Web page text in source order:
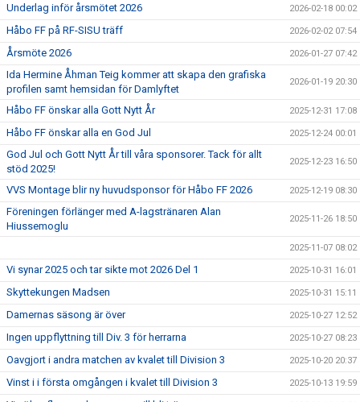
Underlag inför årsmötet 2026 2026-02-18 00:02
Håbo FF på RF-SISU träff 2026-02-02 07:54
Årsmöte 2026 2026-01-27 07:42
Ida Hermine Åhman Teig kommer att skapa den grafiska
profilen samt hemsidan för Damlyftet
2026-01-19 20:30
Håbo FF önskar alla Gott Nytt År 2025-12-31 17:08
Håbo FF önskar alla en God Jul 2025-12-24 00:01
God Jul och Gott Nytt År till våra sponsorer. Tack för allt
stöd 2025!
2025-12-23 16:50
VVS Montage blir ny huvudsponsor för Håbo FF 2026 2025-12-19 08:30
Föreningen förlänger med A-lagstränaren Alan
Hiussemoglu
2025-11-26 18:50
2025-11-07 08:02
Vi synar 2025 och tar sikte mot 2026 Del 1 2025-10-31 16:01
Skyttekungen Madsen 2025-10-31 15:11
Damernas säsong är över 2025-10-27 12:52
Ingen uppflyttning till Div. 3 för herrarna 2025-10-27 08:23
Oavgjort i andra matchen av kvalet till Division 3 2025-10-20 20:37
Vinst i i första omgången i kvalet till Division 3 2025-10-13 19:59